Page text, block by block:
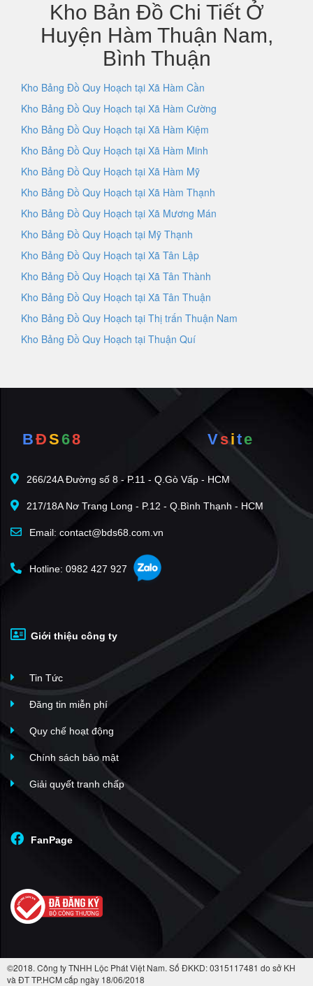
Kho Bản Đồ Chi Tiết Ở
Huyện Hàm Thuận Nam,
Bình Thuận
Kho Bảng Đồ Quy Hoạch tại Xã Hàm Cần
Kho Bảng Đồ Quy Hoạch tại Xã Hàm Cường
Kho Bảng Đồ Quy Hoạch tại Xã Hàm Kiệm
Kho Bảng Đồ Quy Hoạch tại Xã Hàm Minh
Kho Bảng Đồ Quy Hoạch tại Xã Hàm Mỹ
Kho Bảng Đồ Quy Hoạch tại Xã Hàm Thạnh
Kho Bảng Đồ Quy Hoạch tại Xã Mương Mán
Kho Bảng Đồ Quy Hoạch tại Mỹ Thạnh
Kho Bảng Đồ Quy Hoạch tại Xã Tân Lập
Kho Bảng Đồ Quy Hoạch tại Xã Tân Thành
Kho Bảng Đồ Quy Hoạch tại Xã Tân Thuận
Kho Bảng Đồ Quy Hoạch tại Thị trấn Thuận Nam
Kho Bảng Đồ Quy Hoạch tại Thuận Quí
BĐS68 Vsite
266/24A Đường số 8 - P.11 - Q.Gò Vấp - HCM
217/18A Nơ Trang Long - P.12 - Q.Bình Thạnh - HCM
Email: contact@bds68.com.vn
Hotline: 0982 427 927
Giới thiệu công ty
Tin Tức
Đăng tin miễn phí
Quy chế hoạt động
Chính sách bảo mật
Giải quyết tranh chấp
FanPage
©2018. Công ty TNHH Lộc Phát Việt Nam. Số ĐKKD: 0315117481 do sở KH
và ĐT TP.HCM cấp ngày 18/06/2018